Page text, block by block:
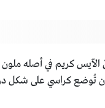
الآيس كريم في أصله
كأن تُوضع كراسي على